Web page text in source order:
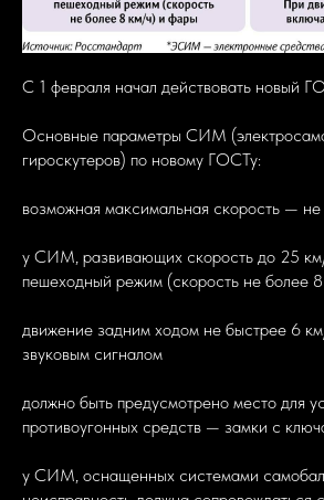
С 1 февраля начал действовать новый
Основные параметры СИМ
гироскутеров) по новому ГОСТу:
возможная максимальная скорость —
у СИМ, развивающих скорость до 25
пешеходный режим (скорость не более
движение задним ходом не быстрее 6
звуковым сигналом
должно быть предусмотрено место для
противоугонных средств — замки с
у СИМ, оснащенных системами